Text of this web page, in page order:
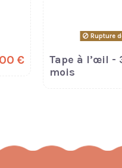
€
Rupture
Tape à l’œil -
mois